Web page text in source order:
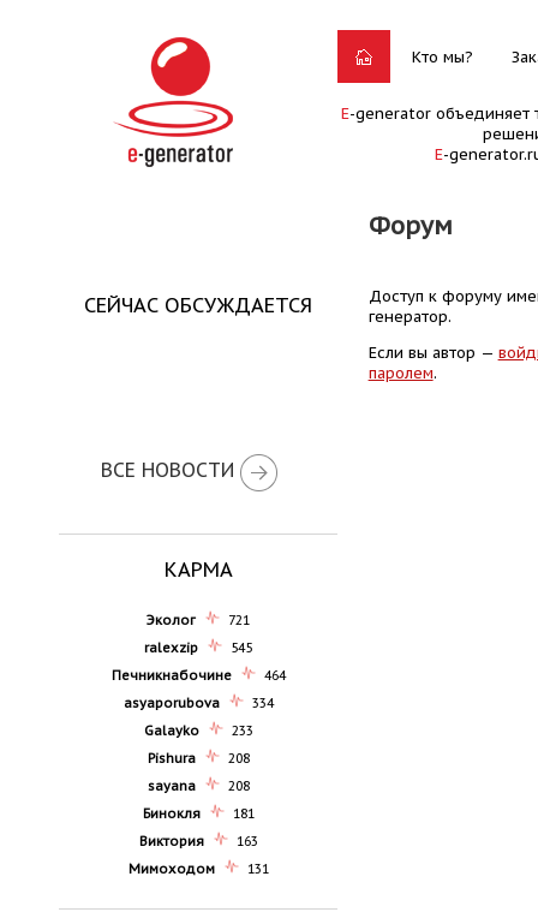
Кто мы?
E-generator объединяет
E-
Форум
СЕЙЧАС ОБСУЖДАЕТСЯ
ВСЕ НОВОСТИ
КАРМА
Эколог
721
ralexzip
545
Печникнабочине
464
asyaporubova
334
Galayko
233
Pishura
208
sayana
208
Бинокля
181
Виктория
163
Мимоходом
131
Доступ к форуму
генератор.
Если вы автор —
паролем.